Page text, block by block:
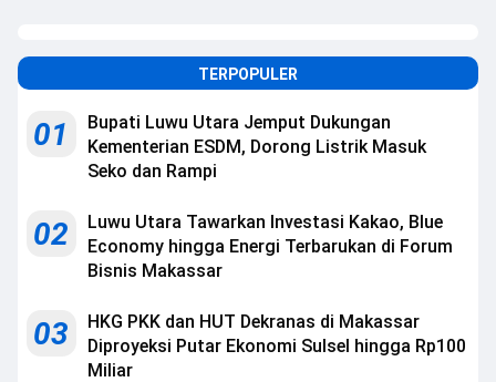
TERPOPULER
01
Bupati Luwu Utara Jemput Dukungan
Kementerian ESDM, Dorong Listrik Masuk
Seko dan Rampi
02
Luwu Utara Tawarkan Investasi Kakao, Blue
Economy hingga Energi Terbarukan di Forum
Bisnis Makassar
03
HKG PKK dan HUT Dekranas di Makassar
Diproyeksi Putar Ekonomi Sulsel hingga Rp100
Miliar